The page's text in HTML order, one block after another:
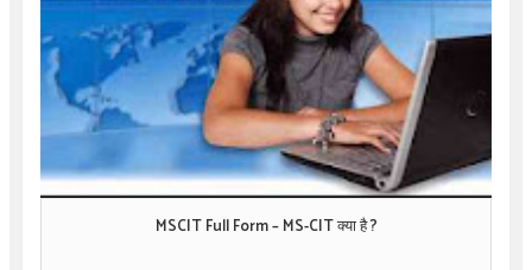
MSCIT Full Form – MS-CIT क्या है ?